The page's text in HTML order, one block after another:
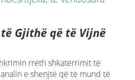
Gjithë që të Vijnë
rreth shkatërrimit të
e shenjtë që të mund të